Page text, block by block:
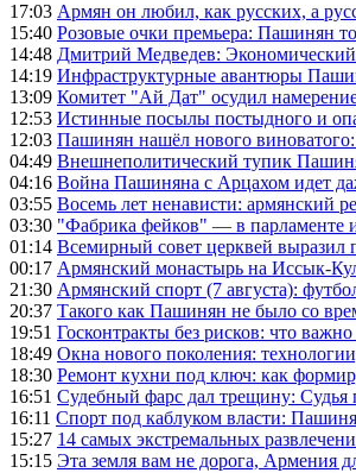
17:03 Армян он любил, как русских, а
15:40 Розовые очки премьера: Пашинян
14:48 Дмитрий Медведев:
14:19 Инфраструктурные авантюры
13:09 Комитет "Ай Дат" осудил
12:53 Истинные посылы постыдного и
12:03 Пашинян нашёл нового
04:49 Внешнеполитический тупик
04:16 Война Пашиняна с Арцахом идет
03:55 Восемь лет ненависти: армянский
03:30 "Фабрика фейков" — в парламенте
01:14 Всемирный совет церквей
00:17 Армянский монастырь на Иссык-
21:30 Армянский спорт (7 августа):
20:37 Такого как Пашинян не было со
19:51 Госконтракты без рисков: что
18:49 Окна нового поколения:
18:30 Ремонт кухни под ключ: как
16:51 Судебный фарс дал трещину: Судья
16:11 Спорт под каблуком власти:
15:27 14 самых экстремальных
15:15 Эта земля вам не дорога, Армения